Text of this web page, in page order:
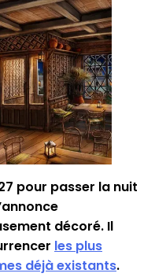
pour passer la nuit
décoré. Il
les plus
déjà existants.